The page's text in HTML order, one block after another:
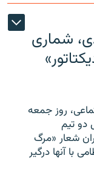
شماری
روز جمعه
دو تیم
شعار «مرگ
با آنها درگیر